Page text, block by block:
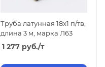
Труба латунная 18х1 п/тв,
длина 3 м, марка Л63
1 277 руб./т